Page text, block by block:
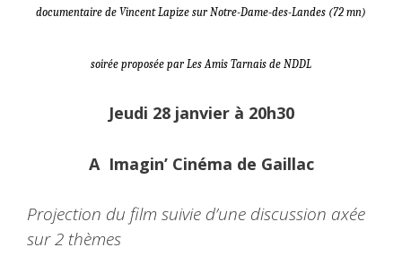
documentaire de Vincent Lapize sur Notre-Dame-des-Landes (72 mn)
soirée proposée par Les Amis Tarnais de NDDL
Jeudi 28 janvier à 20h30
A Imagin’ Cinéma de Gaillac
Projection du film suivie d’une discussion axée
sur 2 thèmes